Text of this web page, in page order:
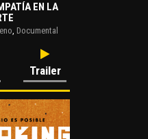
EN LA
, Documental
Trailer